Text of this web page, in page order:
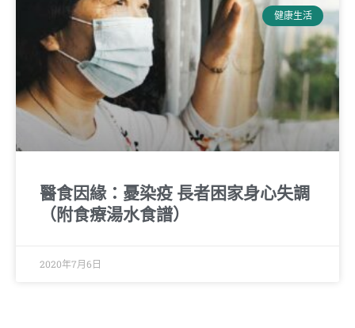
健康生活
醫食因緣：憂染疫 長者困家身心失調
（附食療湯水食譜）
2020年7月6日